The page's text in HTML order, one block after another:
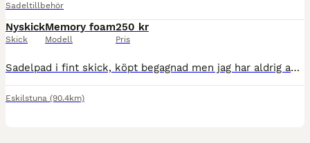
Sadeltillbehör
Nyskick
Skick
Memory foam
Modell
250 kr
Pris
Sadelpad i fint skick, köpt begagnad men jag har aldrig använt den och den ser oanvänd ut. Fin färg, känns bra i materialet men kommer inte till användning här hemma. Kan skickas
Eskilstuna (90.4km)